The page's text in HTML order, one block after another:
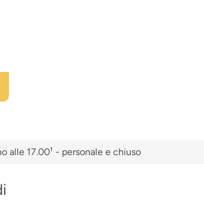
alle 17.00¹ - personale e chiuso